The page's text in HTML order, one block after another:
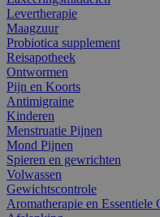
Levertherapie
Maagzuur
Probiotica supplement
Reisapotheek
Ontwormen
Pijn en Koorts
Antimigraine
Kinderen
Menstruatie Pijnen
Mond Pijnen
Spieren en gewrichten
Volwassen
Gewichtscontrole
Aromatherapie en Essentiele